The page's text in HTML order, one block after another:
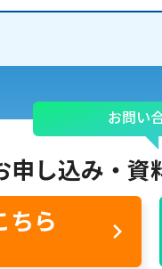
要事項説明書 プライ
お問い
申し込み・ 資
ちら